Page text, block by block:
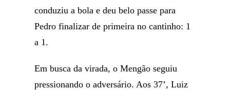
conduziu a bola e deu belo passe para
Pedro finalizar de primeira no cantinho: 1
a 1.
Em busca da virada, o Mengão seguiu
pressionando o adversário. Aos 37’, Luiz